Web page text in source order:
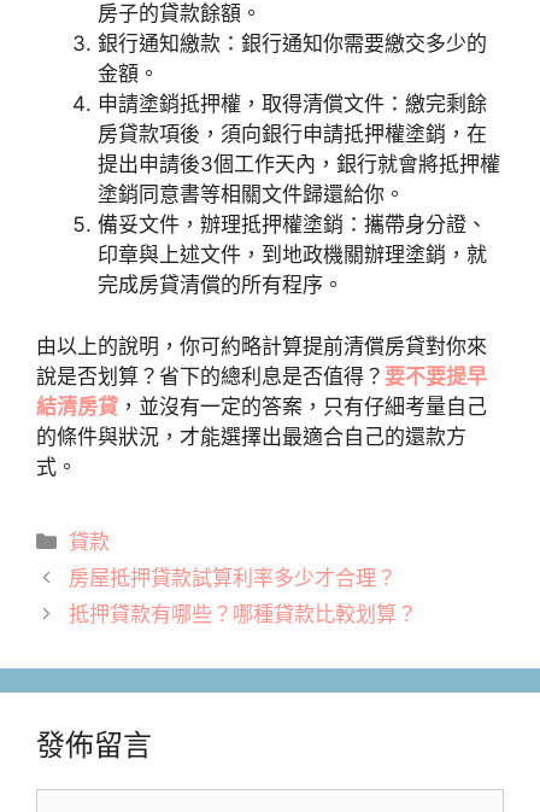
房子的貸款餘額。
銀行通知繳款：銀行通知你需要繳交多少的
金額。
申請塗銷抵押權，取得清償文件：繳完剩餘
房貸款項後，須向銀行申請抵押權塗銷，在
提出申請後3個工作天內，銀行就會將抵押權
塗銷同意書等相關文件歸還給你。
備妥文件，辦理抵押權塗銷：攜帶身分證、
印章與上述文件，到地政機關辦理塗銷，就
完成房貸清償的所有程序。
由以上的說明，你可約略計算提前清償房貸對你來
說是否划算？省下的總利息是否值得？ 要不要提早
結清房貸 ，並沒有一定的答案，只有仔細考量自己
的條件與狀況，才能選擇出最適合自己的還款方
式。
分
類
貸款
房屋抵押貸款試算利率多少才合理？
抵押貸款有哪些？哪種貸款比較划算？
發佈留言